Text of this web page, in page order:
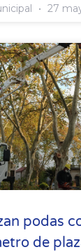
27
podas
de